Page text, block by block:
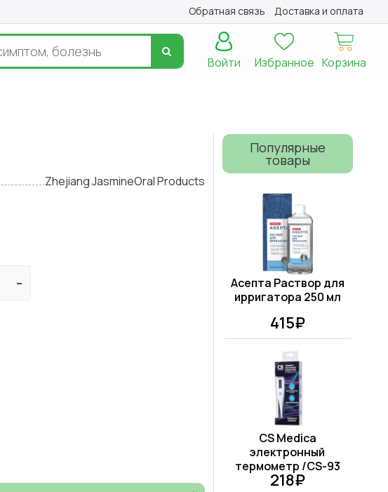
Обратная связь Доставка и оплата
Корзина
Избранное
Войти
Zhejiang JasmineOral Products
Популярные
товары
Асепта Раствор для
ирригатора 250 мл
415₽
CS Medica
электронный
термометр /CS-93
218₽